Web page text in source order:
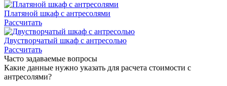
Платяной шкаф с антресолями
Рассчитать
Двустворчатый шкаф с антресолью
Рассчитать
Часто задаваемые вопросы
Какие данные нужно указать для расчета стоимости с
антресолями?